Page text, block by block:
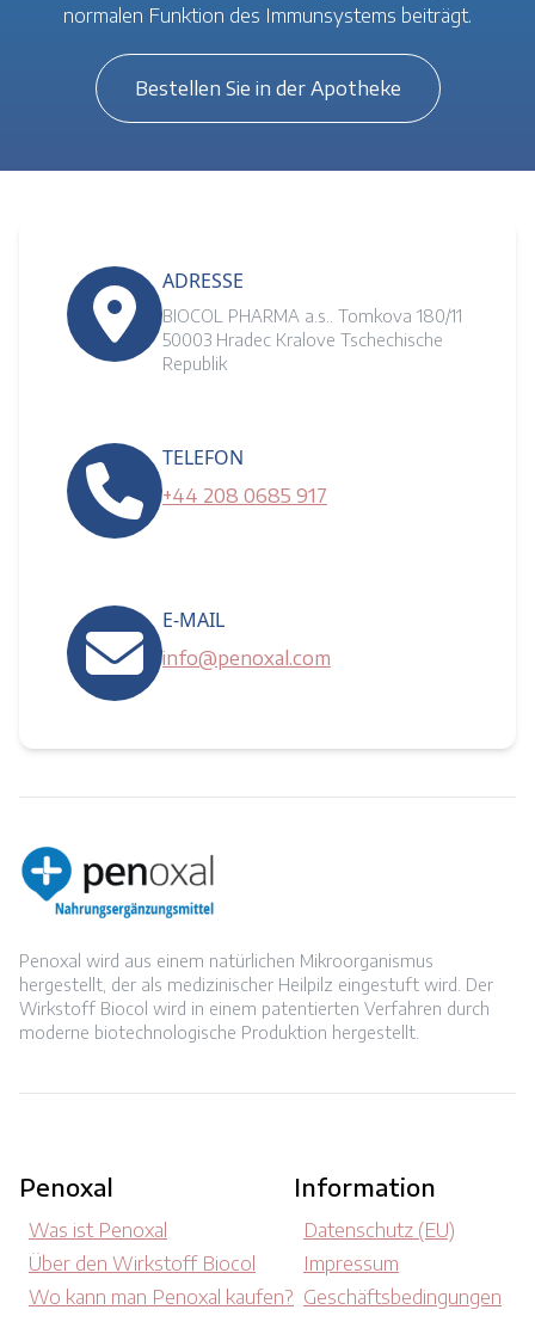
normalen Funktion des Immunsystems beiträgt.
Bestellen Sie in der Apotheke
ADRESSE
BIOCOL PHARMA a.s.. Tomkova 180/11
50003 Hradec Kralove Tschechische
Republik
TELEFON
+44 208 0685 917
E-MAIL
info@penoxal.com
Penoxal wird aus einem natürlichen Mikroorganismus
hergestellt, der als medizinischer Heilpilz eingestuft wird. Der
Wirkstoff Biocol wird in einem patentierten Verfahren durch
moderne biotechnologische Produktion hergestellt.
Penoxal
Was ist Penoxal
Über den Wirkstoff Biocol
Wo kann man Penoxal kaufen?
Information
Datenschutz (EU)
Impressum
Geschäftsbedingungen